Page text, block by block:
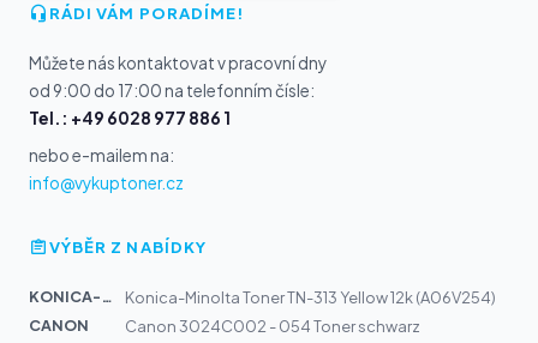
RÁDI VÁM PORADÍME!
Můžete nás kontaktovat v pracovní dny
od 9:00 do 17:00 na telefonním čísle:
Tel.: +49 6028 977 886 1
nebo e-mailem na:
info@vykuptoner.cz
VÝBĚR Z NABÍDKY
KONICA-MIN...
Konica-Minolta Toner TN-313 Yellow 12k (A06V254)
CANON
Canon 3024C002 - 054 Toner schwarz